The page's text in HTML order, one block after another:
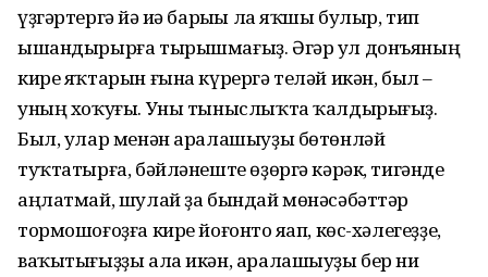
үҙгәртергә йә иһә барыһы ла яҡшы булыр, тип
ышандырырға тырышмағыҙ. Әгәр ул донъяның
кире яҡтарын ғына күрергә теләй икән, был –
уның хоҡуғы. Уны тыныслыҡта ҡалдырығыҙ.
Был, улар менән аралашыуҙы бөтөнләй
туҡтатырға, бәйләнеште өҙөргә кәрәк, тигәнде
аңлатмай, шулай ҙа бындай мөнәсәбәттәр
тормошоғоҙға кире йоғонто яһап, көс-хәлегеҙҙе,
ваҡытығыҙҙы ала икән, аралашыуҙы бер ни